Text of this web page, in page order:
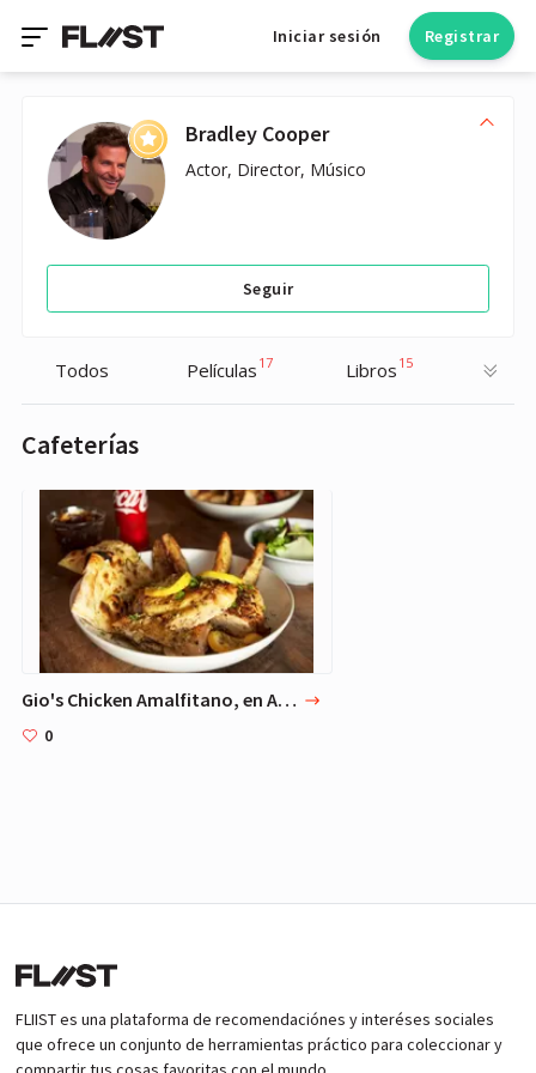
Iniciar sesión Registrar
Bradley Cooper
Actor, Director, Músico
Seguir
Todos Películas 17 Libros 15
Cafeterías
Gio's Chicken Amalfitano, en Atlanta
0
FLIIST es una plataforma de recomendaciónes y interéses sociales
que ofrece un conjunto de herramientas práctico para coleccionar y